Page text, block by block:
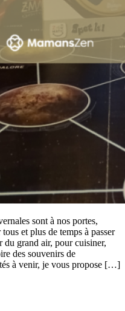
sont à nos portes,
et plus de temps à passer
du grand air, pour cuisiner,
des souvenirs de
à venir, je vous propose […]